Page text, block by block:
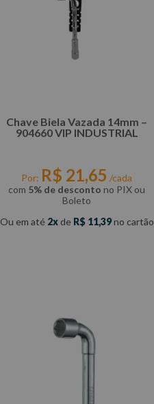
Chave Biela Vazada 14mm –
904660 VIP INDUSTRIAL
Por: R$ 21,65 /cada
com 5% de desconto no PIX ou
Boleto
Ou em até 2 de R$ 11,39no cartão